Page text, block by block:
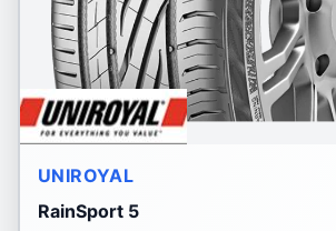
UNIROYAL
RainSport 5